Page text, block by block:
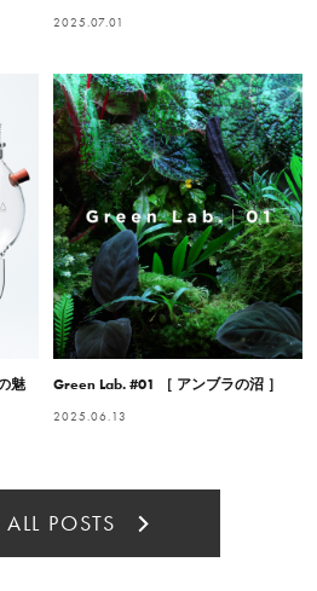
2025.07.01
魅
Green Lab. #01 ［ アンブラの沼 ］
2025.06.13
POSTS